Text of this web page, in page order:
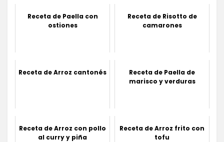
Receta de Paella con
ostiones
Receta de Risotto de
camarones
Receta de Arroz cantonés
Receta de Paella de
marisco y verduras
Receta de Arroz con pollo
al curry y piña
Receta de Arroz frito con
tofu